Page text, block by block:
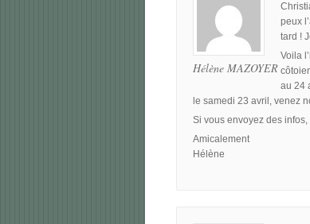
Hélène MAZOYER
peux
tard !
Voila
au 24
le samedi 23 avril, venez
Si vous envoyez des
Amicalement
Hélène